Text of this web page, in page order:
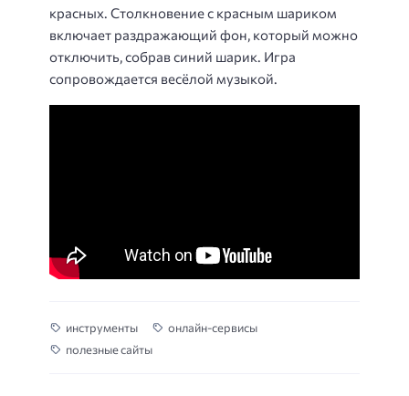
красных. Столкновение с красным шариком
включает раздражающий фон, который можно
отключить, собрав синий шарик. Игра
сопровождается весёлой музыкой.
инструменты
онлайн-сервисы
полезные сайты